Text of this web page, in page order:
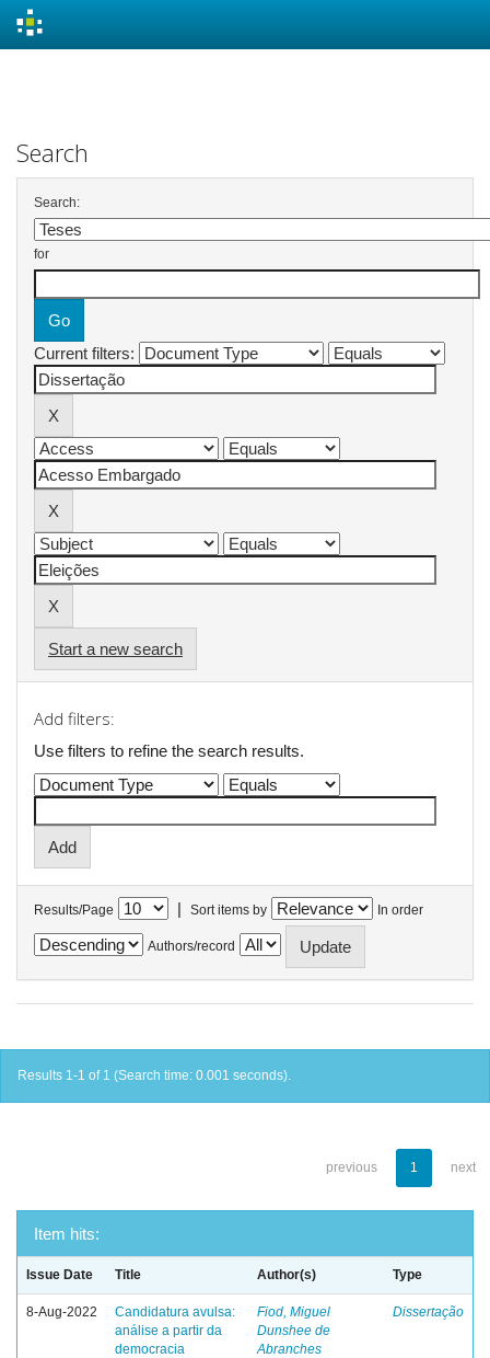
Search
Search:
for
Current filters:
Start a new search
Add filters:
Use filters to refine the search results.
Results/Page | Sort items by In order
Authors/record
Results 1-1 of 1 (Search time: 0.001 seconds).
previous 1 next
Item hits:
Issue Date Title Author(s) Type
8-Aug-2022
Candidatura avulsa:
análise a partir da
democracia
Fiod, Miguel
Dunshee de
Abranches
Dissertação